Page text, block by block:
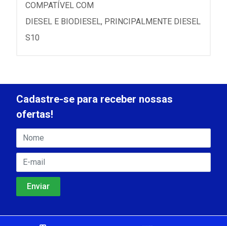
COMPATÍVEL COM
DIESEL E BIODIESEL, PRINCIPALMENTE DIESEL
S10
Cadastre-se para receber nossas
ofertas!